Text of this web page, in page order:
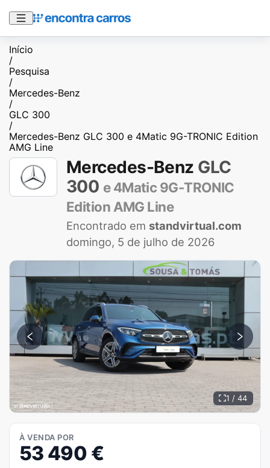
Início
/
Pesquisa
/
Mercedes-Benz
/
GLC 300
/
Mercedes-Benz GLC 300 e 4Matic 9G-TRONIC Edition
AMG Line
Mercedes-Benz GLC
300 e 4Matic 9G-TRONIC
Edition AMG Line
Encontrado em standvirtual.com
domingo, 5 de julho de 2026
1 / 44
À VENDA POR
53 490 €